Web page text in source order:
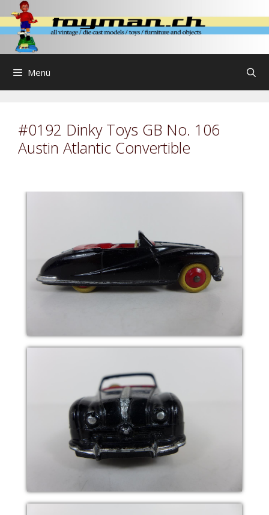
Zum
Inhalt
springen
Menü
#0192 Dinky Toys GB No. 106
Austin Atlantic Convertible